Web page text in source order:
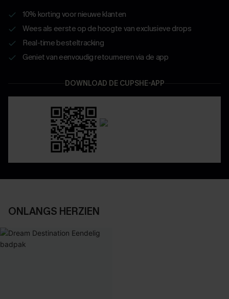
10% korting voor nieuwe klanten
Wees als eerste op de hoogte van exclusieve drops
Real-time besteltracking
Geniet van eenvoudig retourneren via de app
DOWNLOAD DE CUPSHE-APP
ONLANGS HERZIEN